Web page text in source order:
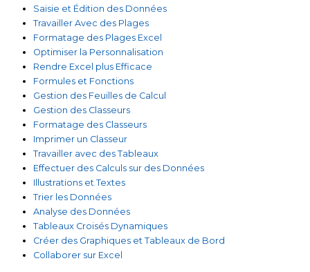
Saisie et Édition des Données
Travailler Avec des Plages
Formatage des Plages Excel
Optimiser la Personnalisation
Rendre Excel plus Efficace
Formules et Fonctions
Gestion des Feuilles de Calcul
Gestion des Classeurs
Formatage des Classeurs
Imprimer un Classeur
Travailler avec des Tableaux
Effectuer des Calculs sur des Données
Illustrations et Textes
Trier les Données
Analyse des Données
Tableaux Croisés Dynamiques
Créer des Graphiques et Tableaux de Bord
Collaborer sur Excel